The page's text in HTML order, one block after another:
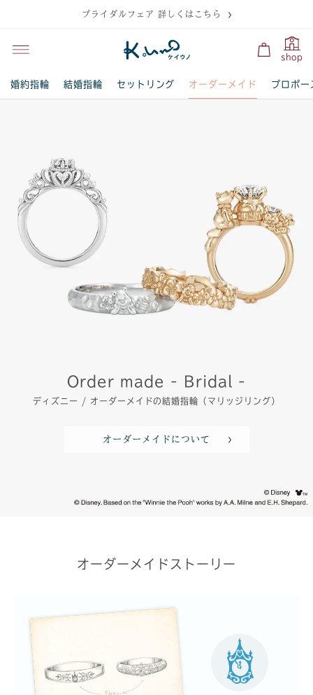
ブライダルフェア 詳しくはこちら
shop
婚約指輪 結婚指輪 セットリング オーダーメイド プロポー
ディズニー / オーダーメイドの結婚指輪（マリッジリング）
Order made - Bridal -
オーダーメイドについて
オーダーメイドストーリー